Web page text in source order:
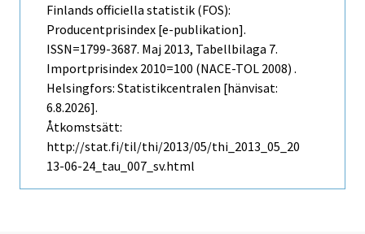
Finlands officiella statistik (FOS):
Producentprisindex [e-publikation].
ISSN=1799-3687. Maj 2013, Tabellbilaga 7.
Importprisindex 2010=100 (NACE-TOL 2008) .
Helsingfors: Statistikcentralen [hänvisat:
6.8.2026].
Åtkomstsätt:
http://stat.fi/til/thi/2013/05/thi_2013_05_20
13-06-24_tau_007_sv.html